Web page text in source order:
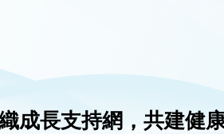
成長支持網，共建健